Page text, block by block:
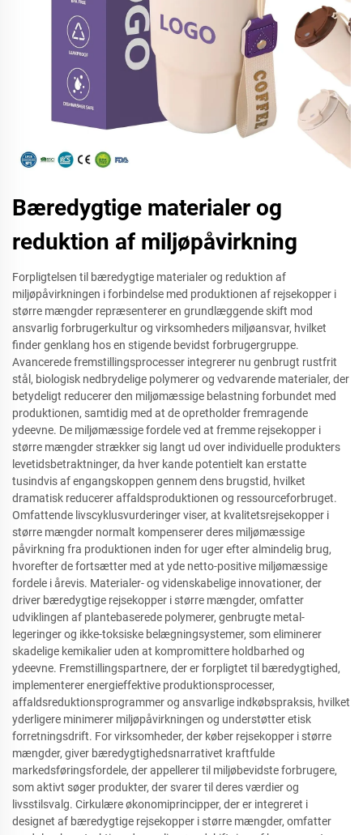
Bæredygtige materialer og
reduktion af miljøpåvirkning
Forpligtelsen til bæredygtige materialer og reduktion af
miljøpåvirkningen i forbindelse med produktionen af rejsekopper i
større mængder repræsenterer en grundlæggende skift mod
ansvarlig forbrugerkultur og virksomheders miljøansvar, hvilket
finder genklang hos en stigende bevidst forbrugergruppe.
Avancerede fremstillingsprocesser integrerer nu genbrugt rustfrit
stål, biologisk nedbrydelige polymerer og vedvarende materialer, der
betydeligt reducerer den miljømæssige belastning forbundet med
produktionen, samtidig med at de opretholder fremragende
ydeevne. De miljømæssige fordele ved at fremme rejsekopper i
større mængder strækker sig langt ud over individuelle produkters
levetidsbetraktninger, da hver kande potentielt kan erstatte
tusindvis af engangskoppen gennem dens brugstid, hvilket
dramatisk reducerer affaldsproduktionen og ressourceforbruget.
Omfattende livscyklusvurderinger viser, at kvalitetsrejsekopper i
større mængder normalt kompenserer deres miljømæssige
påvirkning fra produktionen inden for uger efter almindelig brug,
hvorefter de fortsætter med at yde netto-positive miljømæssige
fordele i årevis. Materialer- og videnskabelige innovationer, der
driver bæredygtige rejsekopper i større mængder, omfatter
udviklingen af plantebaserede polymerer, genbrugte metal-
legeringer og ikke-toksiske belægningsystemer, som eliminerer
skadelige kemikalier uden at kompromittere holdbarhed og
ydeevne. Fremstillingspartnere, der er forpligtet til bæredygtighed,
implementerer energieffektive produktionsprocesser,
affaldsreduktionsprogrammer og ansvarlige indkøbspraksis, hvilket
yderligere minimerer miljøpåvirkningen og understøtter etisk
forretningsdrift. For virksomheder, der køber rejsekopper i større
mængder, giver bæredygtighedsnarrativet kraftfulde
markedsføringsfordele, der appellerer til miljøbevidste forbrugere,
som aktivt søger produkter, der svarer til deres værdier og
livsstilsvalg. Cirkulære økonomiprincipper, der er integreret i
designet af bæredygtige rejsekopper i større mængder, omfatter